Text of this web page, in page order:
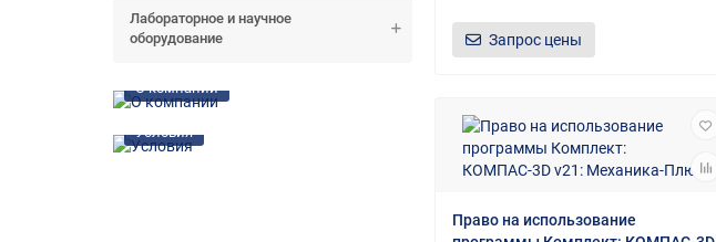
Лабораторное и научное
оборудование
О компании
Условия
Запрос цены
Право на использование